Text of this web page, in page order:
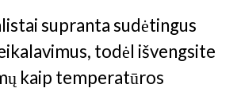
supranta sudėtingus
todėl išvengsite
kaip temperatūros